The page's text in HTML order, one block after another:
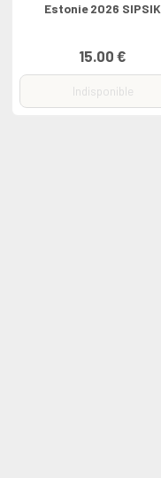
Estonie 2026 SIPSIK
15.00 €
Indisponible